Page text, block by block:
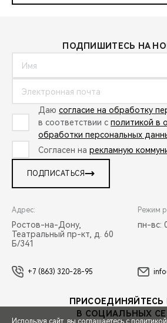
ПОДПИШИТЕСЬ НА
Даю согласие на обработку
в соответствии с политикой в
обработки персональных
Согласен на рекламную
ПОДПИСАТЬСЯ
Адрес:
Ростов-на-Дону,
Театральный пр-кт, д. 60
Б/341
Режим
пн-вс:
+7 (863) 320-28-95
ПРИСОЕДИНЯЙТЕСЬ
В СОЦИАЛЬНЫХ
Используя сайт, вы соглашаетесь с